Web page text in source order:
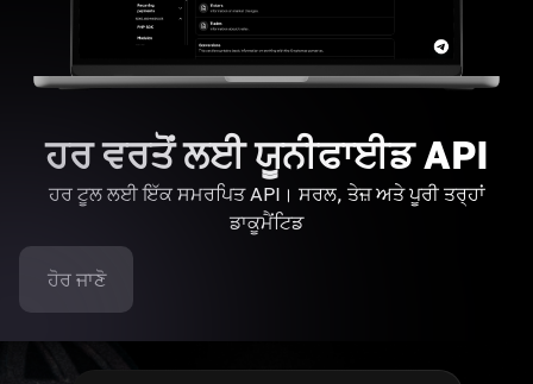
ਹਰ ਵਰਤੋਂ ਲਈ ਯੂਨੀਫਾਈਡ API
ਹਰ ਟੂਲ ਲਈ ਇੱਕ ਸਮਰਪਿਤ API। ਸਰਲ, ਤੇਜ਼ ਅਤੇ ਪੂਰੀ ਤਰ੍ਹਾਂ
ਡਾਕੂਮੈਂਟਿਡ
ਹੋਰ ਜਾਣੋ